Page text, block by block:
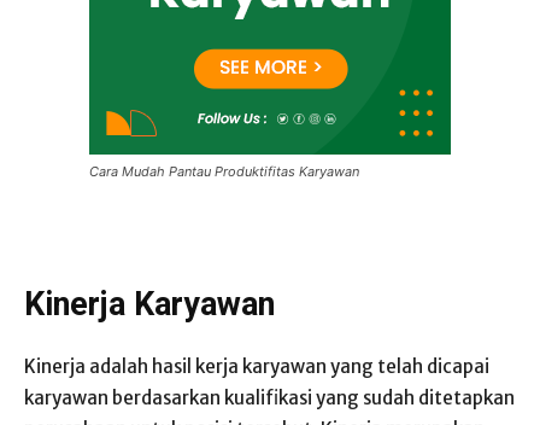
Cara Mudah Pantau Produktifitas Karyawan
Kinerja Karyawan
Kinerja adalah hasil kerja karyawan yang telah dicapai
karyawan berdasarkan kualifikasi yang sudah ditetapkan